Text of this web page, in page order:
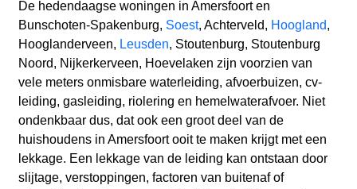
De hedendaagse woningen in Amersfoort en
Bunschoten-Spakenburg, Soest, Achterveld, Hoogland,
Hooglanderveen, Leusden, Stoutenburg, Stoutenburg
Noord, Nijkerkerveen, Hoevelaken zijn voorzien van
vele meters onmisbare waterleiding, afvoerbuizen, cv-
leiding, gasleiding, riolering en hemelwaterafvoer. Niet
ondenkbaar dus, dat ook een groot deel van de
huishoudens in Amersfoort ooit te maken krijgt met een
lekkage. Een lekkage van de leiding kan ontstaan door
slijtage, verstoppingen, factoren van buitenaf of